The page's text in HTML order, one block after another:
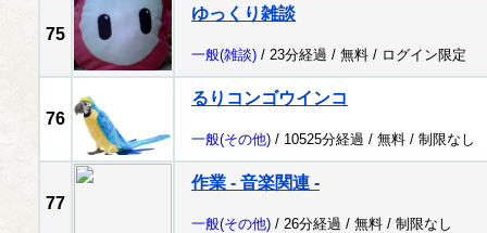
75
ゆっくり雑談
一般(雑談) / 23分経過 / 無料 / ログイン限定
76
るりコンゴウインコ
一般(その他) / 10525分経過 / 無料 / 制限なし
77
作業 - 音楽関連 -
一般(その他) / 26分経過 / 無料 / 制限なし